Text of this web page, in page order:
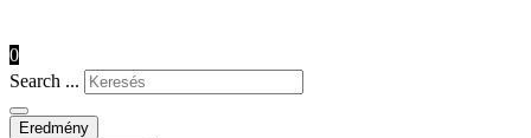
0
Search ...
Eredmény